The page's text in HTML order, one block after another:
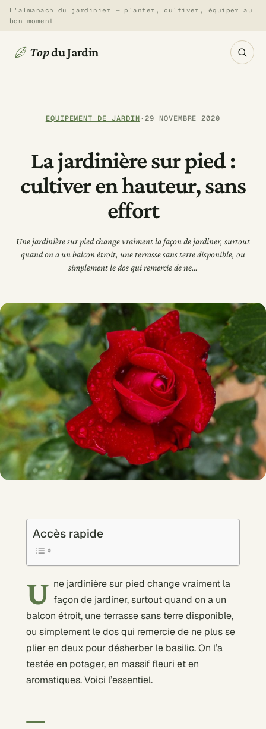
AllerL’almanach du jardinier — planter, cultiver, équiper au
bon moment
Topdu Jardin
EQUIPEMENT DE JARDIN·29 NOVEMBRE 2020
La jardinière sur pied :
cultiver en hauteur, sans
effort
Une jardinière sur pied change vraiment la façon de jardiner, surtout
quand on a un balcon étroit, une terrasse sans terre disponible, ou
simplement le dos qui remercie de ne…
Accès rapide
U ne jardinière sur pied change vraiment la
façon de jardiner, surtout quand on a un
balcon étroit, une terrasse sans terre disponible,
ou simplement le dos qui remercie de ne plus se
plier en deux pour désherber le basilic. On l’a
testée en potager, en massif fleuri et en
aromatiques. Voici l’essentiel.